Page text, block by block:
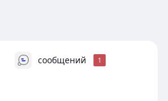
сообщений 1